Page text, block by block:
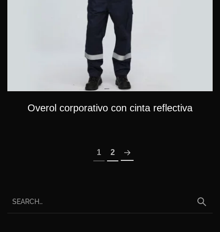
Overol corporativo con cinta reflectiva
1 2